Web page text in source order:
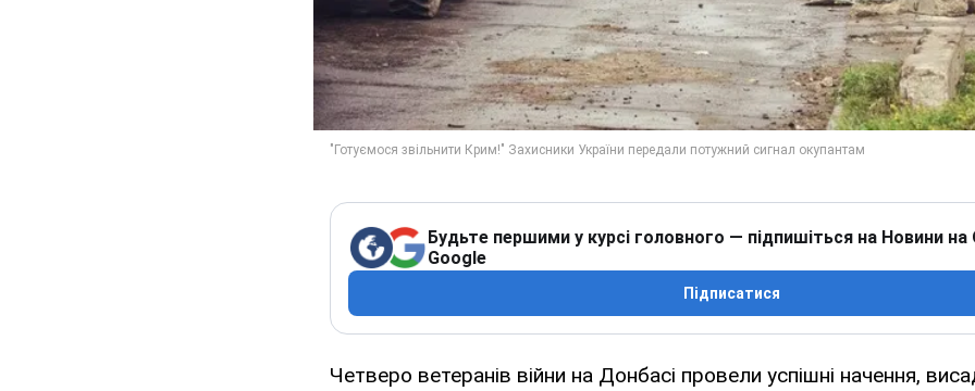
Будьте першими у курсі головного — підпишіться на Новини на
Google
Підписатися
Четверо ветеранів війни на Донбасі провели успішні начення,